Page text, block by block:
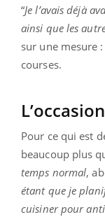
“Je l’avais déjà
ainsi que les
sur une mesure
courses.
Pour ce qui est
beaucoup plus
temps normal,
étant que je
cuisiner pour